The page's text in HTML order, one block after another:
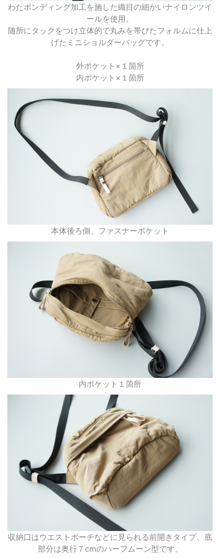
わたボンディング加工を施した織目の細かいナイロンツイ
ールを使用。
随所にタックをつけ立体的で丸みを帯びたフォルムに仕上
げたミニショルダーバッグです。
外ポケット×１箇所
内ポケット×１箇所
本体後ろ側、ファスナーポケット
内ポケット１箇所
収納口はウエストポーチなどに見られる前開きタイプ、底
部分は奥行７cmのハーフムーン型です。